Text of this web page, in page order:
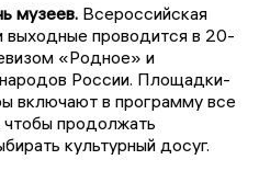
музеев. Всероссийская
выходные проводится в 20-
«Родное» и
России. Площадки-
включают в программу все
продолжать
культурный досуг.